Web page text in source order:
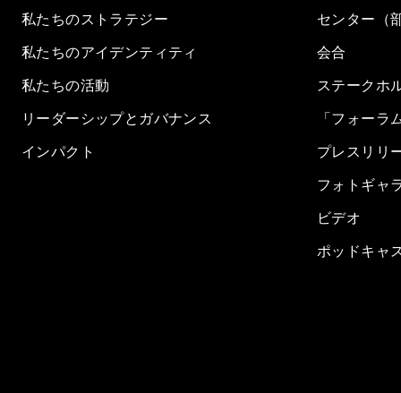
私たちのストラテジー
私たちのアイデンティティ
私たちの活動
リーダーシップとガバナンス
インパクト
センター（
会合
ステークホ
「フォーラ
プレスリリ
フォトギャ
ビデオ
ポッドキャ